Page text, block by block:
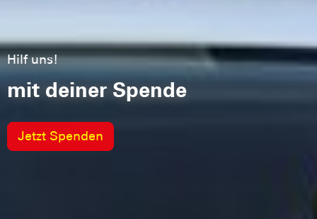
Hilf uns!
mit deiner Spende
Jetzt Spenden